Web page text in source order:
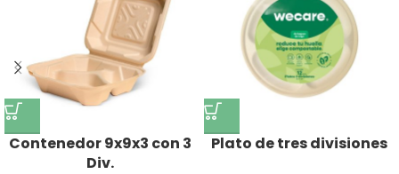
Contenedor 9x9x3 con 3
Div.
Plato de tres divisiones